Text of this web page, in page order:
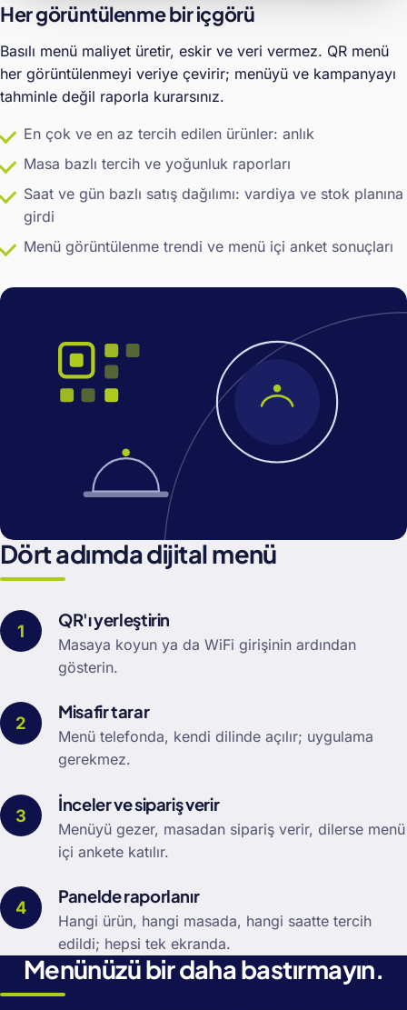
Her görüntülenme bir içgörü
Basılı menü maliyet üretir, eskir ve veri vermez. QR menü
her görüntülenmeyi veriye çevirir; menüyü ve kampanyayı
tahminle değil raporla kurarsınız.
En çok ve en az tercih edilen ürünler: anlık
Masa bazlı tercih ve yoğunluk raporları
Saat ve gün bazlı satış dağılımı: vardiya ve stok planına
girdi
Menü görüntülenme trendi ve menü içi anket sonuçları
Dört adımda dijital menü
QR'ı yerleştirin
Masaya koyun ya da WiFi girişinin ardından
gösterin.
Misafir tarar
Menü telefonda, kendi dilinde açılır; uygulama
gerekmez.
İnceler ve sipariş verir
Menüyü gezer, masadan sipariş verir, dilerse menü
içi ankete katılır.
Panelde raporlanır
Hangi ürün, hangi masada, hangi saatte tercih
edildi; hepsi tek ekranda.
Menünüzü bir daha bastırmayın.